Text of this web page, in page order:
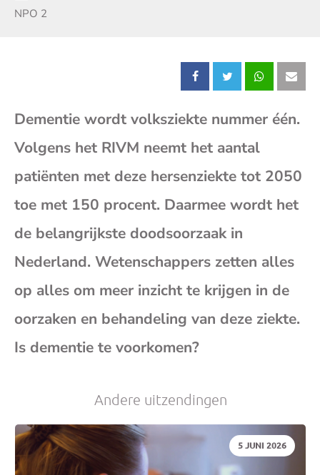
Zender:
NPO 2
Deel
dit
bericht
op
Facebook
Deel
dit
bericht
op
X
Deel
dit
op
dit
op
Dementie wordt volksziekte nummer één.
Volgens het RIVM neemt het aantal
patiënten met deze hersenziekte tot 2050
toe met 150 procent. Daarmee wordt het
de belangrijkste doodsoorzaak in
Nederland. Wetenschappers zetten alles
op alles om meer inzicht te krijgen in de
oorzaken en behandeling van deze ziekte.
Is dementie te voorkomen?
Andere uitzendingen
DATUM:
5 JUNI 2026